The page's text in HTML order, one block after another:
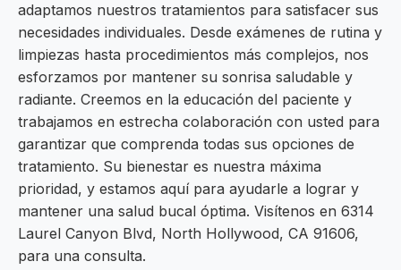
adaptamos nuestros tratamientos para satisfacer sus
necesidades individuales. Desde exámenes de rutina y
limpiezas hasta procedimientos más complejos, nos
esforzamos por mantener su sonrisa saludable y
radiante. Creemos en la educación del paciente y
trabajamos en estrecha colaboración con usted para
garantizar que comprenda todas sus opciones de
tratamiento. Su bienestar es nuestra máxima
prioridad, y estamos aquí para ayudarle a lograr y
mantener una salud bucal óptima. Visítenos en 6314
Laurel Canyon Blvd, North Hollywood, CA 91606,
para una consulta.